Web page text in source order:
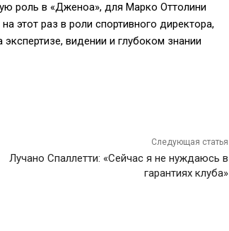
роль в «Дженоа», для Марко Оттолини
этот раз в роли спортивного директора,
видении и глубоком знании
Следующая статья
Лучано Спаллетти: «Сейчас я не нуждаюсь в
гарантиях клуба»